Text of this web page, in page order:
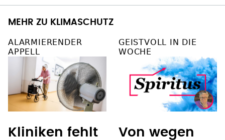
MEHR ZU KLIMASCHUTZ
ALARMIERENDER
APPELL
Kliniken fehlt
GEISTVOLL IN DIE
WOCHE
Von wegen